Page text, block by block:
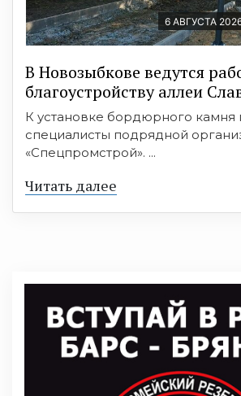
6 АВГУСТА
В Новозыбкове ведутся
благоустройству аллеи
К установке бордюрного камня
специалисты подрядной
«Спецпромстрой». ...
Читать далее